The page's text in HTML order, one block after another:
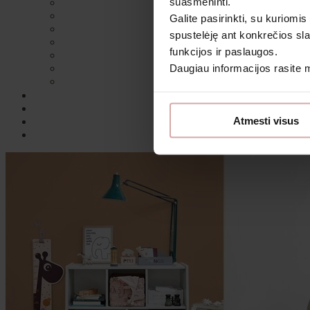
Galite pasirinkti, su
spustelėję ant konkrečios
funkcijos ir paslaugos.
Daugiau informacijos rasite
Atmesti visus
Daugiau